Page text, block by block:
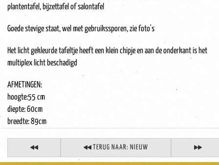
plantentafel, bijzettafel of salontafel
Goede stevige staat, wel met gebruikssporen, zie foto's
Het licht gekleurde tafeltje heeft een klein chipje en aan de onderkant is het
multiplex licht beschadigd
AFMETINGEN:
hoogte:55 cm
diepte: 60cm
breedte: 89cm
TERUG NAAR: NIEUW